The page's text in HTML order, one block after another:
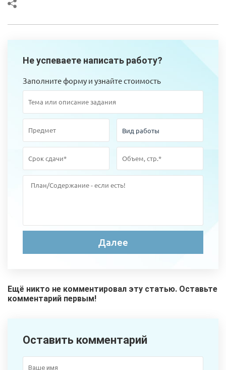
Не успеваете написать работу?
Заполните форму и узнайте стоимость
Ещё никто не комментировал эту статью. Оставьте
комментарий первым!
Оставить комментарий